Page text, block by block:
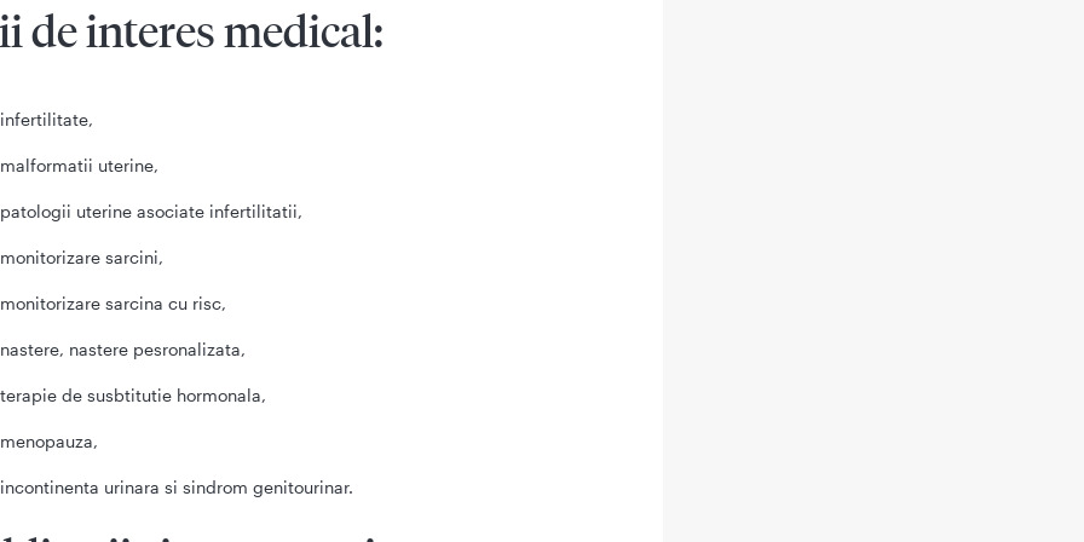
de interes medical:
infertilitate,
malformatii uterine,
patologii uterine asociate infertilitatii,
monitorizare sarcini,
monitorizare sarcina cu risc,
nastere, nastere pesronalizata,
terapie de susbtitutie hormonala,
menopauza,
incontinenta urinara si sindrom genitourinar.